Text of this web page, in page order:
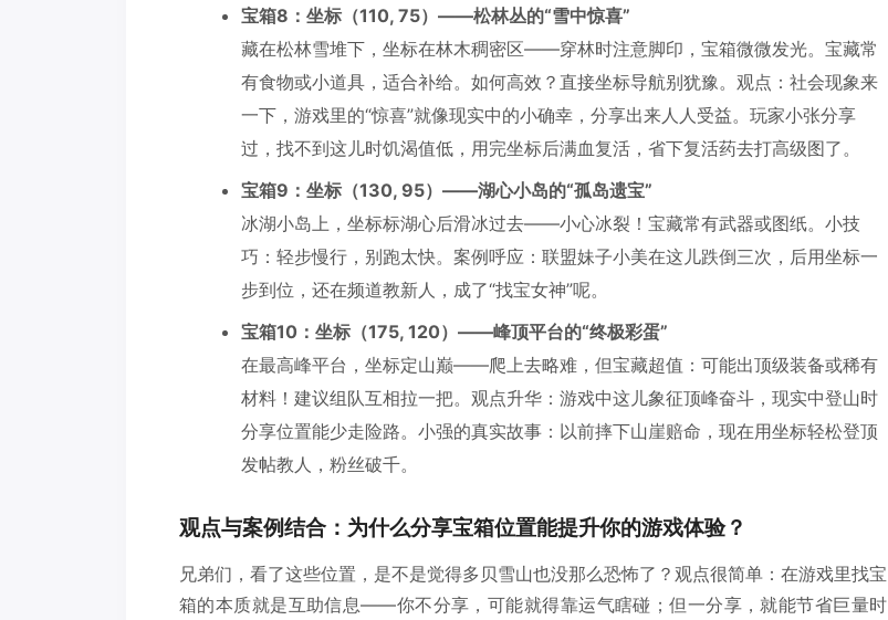
宝箱8：坐标（110, 75）——松林丛的“雪中惊喜”
藏在松林雪堆下，坐标在林木稠密区——穿林时注意脚印，宝箱微微发光。宝藏常
有食物或小道具，适合补给。如何高效？直接坐标导航别犹豫。观点：社会现象来
一下，游戏里的“惊喜”就像现实中的小确幸，分享出来人人受益。玩家小张分享
过，找不到这儿时饥渴值低，用完坐标后满血复活，省下复活药去打高级图了。
宝箱9：坐标（130, 95）——湖心小岛的“孤岛遗宝”
冰湖小岛上，坐标标湖心后滑冰过去——小心冰裂！宝藏常有武器或图纸。小技
巧：轻步慢行，别跑太快。案例呼应：联盟妹子小美在这儿跌倒三次，后用坐标一
步到位，还在频道教新人，成了“找宝女神”呢。
宝箱10：坐标（175, 120）——峰顶平台的“终极彩蛋”
在最高峰平台，坐标定山巅——爬上去略难，但宝藏超值：可能出顶级装备或稀有
材料！建议组队互相拉一把。观点升华：游戏中这儿象征顶峰奋斗，现实中登山时
分享位置能少走险路。小强的真实故事：以前摔下山崖赔命，现在用坐标轻松登顶
发帖教人，粉丝破千。
观点与案例结合：为什么分享宝箱位置能提升你的游戏体验？
兄弟们，看了这些位置，是不是觉得多贝雪山也没那么恐怖了？观点很简单：在游戏里找宝
箱的本质就是互助信息——你不分享，可能就得靠运气瞎碰；但一分享，就能节省巨量时